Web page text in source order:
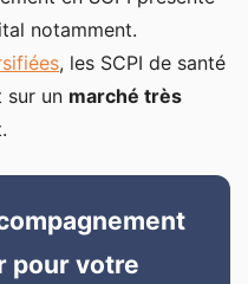
notamment.
, les SCPI de santé
sur un marché très
pour votre